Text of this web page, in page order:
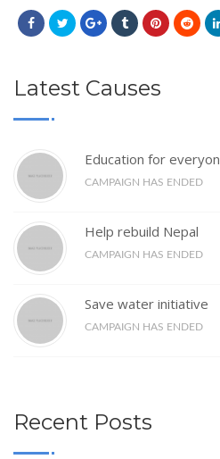
Latest Causes
Education for
CAMPAIGN HAS ENDED
Help rebuild Nepal
CAMPAIGN HAS ENDED
Save water initiative
CAMPAIGN HAS ENDED
Recent Posts